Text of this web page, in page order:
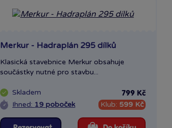
Merkur - Hadraplán 295 dílků
Klasická stavebnice Merkur obsahuje
součástky nutné pro stavbu...
Skladem
Ihned: 19 poboček
799 Kč
Klub: 599 Kč